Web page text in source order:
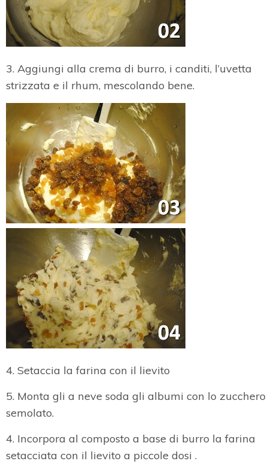
3. Aggiungi alla crema di burro, i canditi, l’uvetta
strizzata e il rhum, mescolando bene.
4. Setaccia la farina con il lievito
5. Monta gli a neve soda gli albumi con lo zucchero
semolato.
4. Incorpora al composto a base di burro la farina
setacciata con il lievito a piccole dosi .